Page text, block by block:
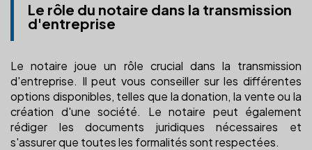
Le rôle du notaire dans la transmission
d'entreprise
Le notaire joue un rôle crucial dans la transmission
d'entreprise. Il peut vous conseiller sur les différentes
options disponibles, telles que la donation, la vente ou la
création d'une société. Le notaire peut également
rédiger les documents juridiques nécessaires et
s'assurer que toutes les formalités sont respectées.